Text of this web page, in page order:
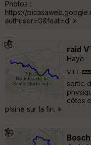
Photos :
https://
authuser=0&feat=di »
raid
Haye
VTT
sortie
côtes
plaine sur la fin. »